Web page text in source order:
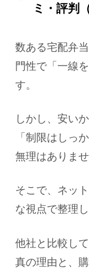
ミ・評判
数ある宅配弁
門性で「一線
す。
しかし、安い
「制限はしっ
無理はありませ
そこで、ネッ
な視点で整理し
他社と比較し
真の理由と、